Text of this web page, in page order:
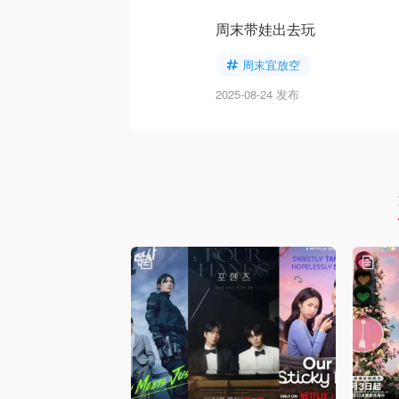
周末带娃出去玩
周末宜放空
2025-08-24 发布